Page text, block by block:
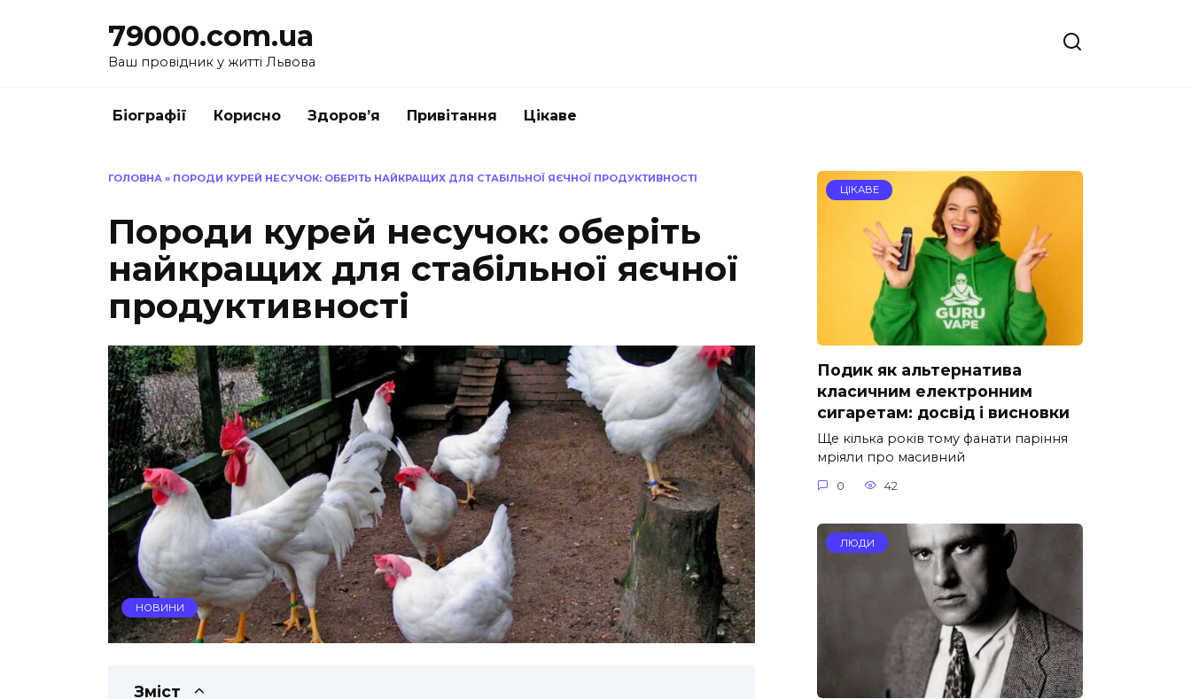
79000.com.ua
Ваш провідник у житті Львова
Біографії Корисно Здоров’я Привітання Цікаве
ГОЛОВНА » ПОРОДИ КУРЕЙ НЕСУЧОК: ОБЕРІТЬ НАЙКРАЩИХ ДЛЯ СТАБІЛЬНОЇ ЯЄЧНОЇ ПРОДУКТИВНОСТІ
Породи курей несучок: оберіть
найкращих для стабільної яєчної
продуктивності
НОВИНИ
Зміст
ЦІКАВЕ
Подик як альтернатива
класичним електронним
сигаретам: досвід і висновки
Ще кілька років тому фанати паріння
мріяли про масивний
0 42
ЛЮДИ